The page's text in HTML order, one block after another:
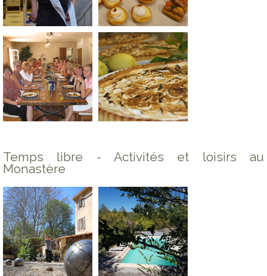
Temps libre - Activités et loisirs au
Monastère